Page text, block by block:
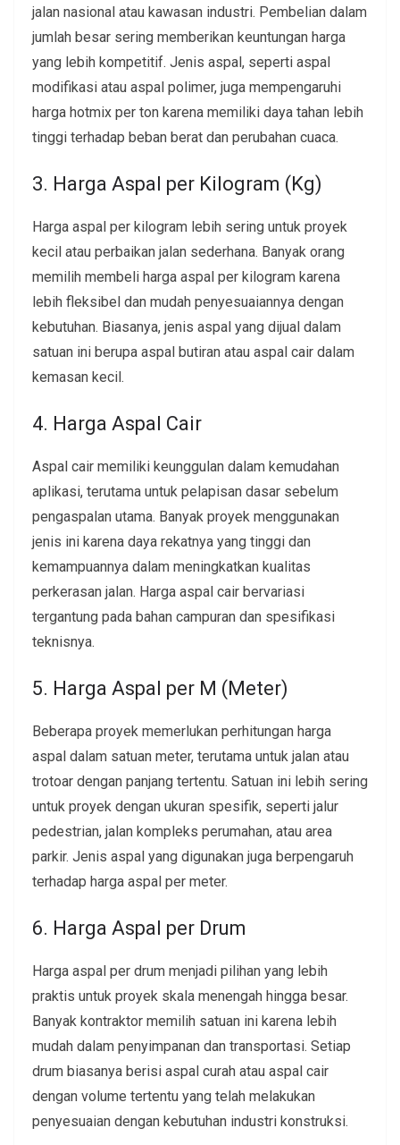
jalan nasional atau kawasan industri. Pembelian dalam
jumlah besar sering memberikan keuntungan harga
yang lebih kompetitif. Jenis aspal, seperti aspal
modifikasi atau aspal polimer, juga mempengaruhi
harga hotmix per ton karena memiliki daya tahan lebih
tinggi terhadap beban berat dan perubahan cuaca.
3. Harga Aspal per Kilogram (Kg)
Harga aspal per kilogram lebih sering untuk proyek
kecil atau perbaikan jalan sederhana. Banyak orang
memilih membeli harga aspal per kilogram karena
lebih fleksibel dan mudah penyesuaiannya dengan
kebutuhan. Biasanya, jenis aspal yang dijual dalam
satuan ini berupa aspal butiran atau aspal cair dalam
kemasan kecil.
4. Harga Aspal Cair
Aspal cair memiliki keunggulan dalam kemudahan
aplikasi, terutama untuk pelapisan dasar sebelum
pengaspalan utama. Banyak proyek menggunakan
jenis ini karena daya rekatnya yang tinggi dan
kemampuannya dalam meningkatkan kualitas
perkerasan jalan. Harga aspal cair bervariasi
tergantung pada bahan campuran dan spesifikasi
teknisnya.
5. Harga Aspal per M (Meter)
Beberapa proyek memerlukan perhitungan harga
aspal dalam satuan meter, terutama untuk jalan atau
trotoar dengan panjang tertentu. Satuan ini lebih sering
untuk proyek dengan ukuran spesifik, seperti jalur
pedestrian, jalan kompleks perumahan, atau area
parkir. Jenis aspal yang digunakan juga berpengaruh
terhadap harga aspal per meter.
6. Harga Aspal per Drum
Harga aspal per drum menjadi pilihan yang lebih
praktis untuk proyek skala menengah hingga besar.
Banyak kontraktor memilih satuan ini karena lebih
mudah dalam penyimpanan dan transportasi. Setiap
drum biasanya berisi aspal curah atau aspal cair
dengan volume tertentu yang telah melakukan
penyesuaian dengan kebutuhan industri konstruksi.